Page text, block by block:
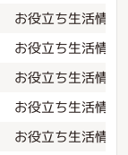
お役立ち生活情報
お役立ち生活情報
お役立ち生活情報
お役立ち生活情報
お役立ち生活情報